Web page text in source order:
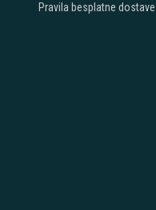
Pravila besplatne dostave